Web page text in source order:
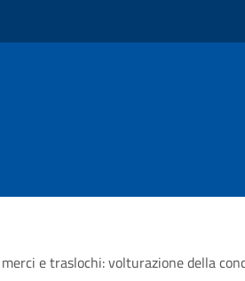
e traslochi: volturazione della